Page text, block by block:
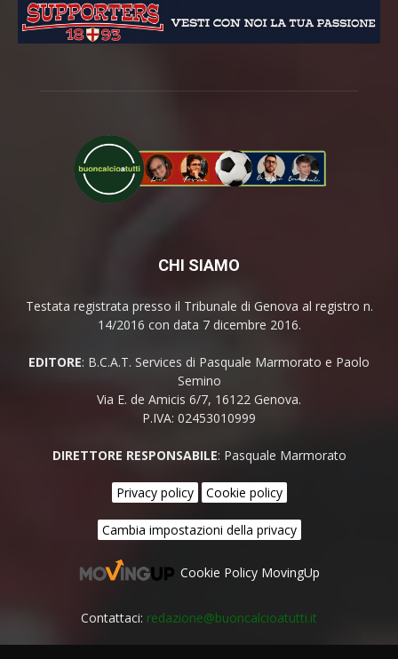
CHI SIAMO
Testata registrata presso il Tribunale di Genova al registro n.
14/2016 con data 7 dicembre 2016.
EDITORE: B.C.A.T. Services di Pasquale Marmorato e Paolo
Semino
Via E. de Amicis 6/7, 16122 Genova.
P.IVA: 02453010999
DIRETTORE RESPONSABILE: Pasquale Marmorato
Privacy policy Cookie policy
Cambia impostazioni della privacy
Cookie Policy MovingUp
Contattaci: redazione@buoncalcioatutti.it